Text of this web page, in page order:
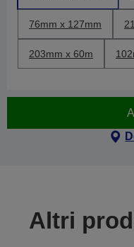
76mm x 127mm
203mm x 60m
Altri